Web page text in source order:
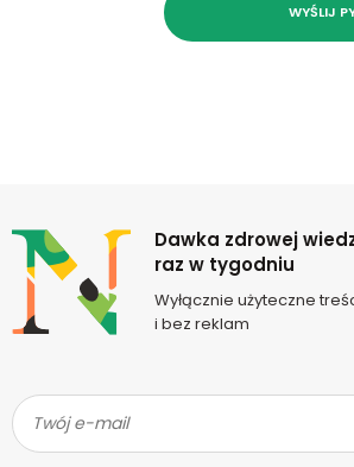
WYŚLIJ
Dawka zdrowej
raz w tygodniu
Wyłącznie użyteczne
i bez reklam